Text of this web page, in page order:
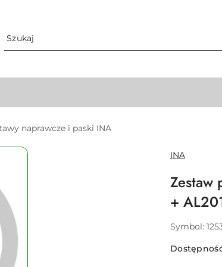
naprawcze i paski INA
NAZWA
INA
Zestaw
+
Symbol: